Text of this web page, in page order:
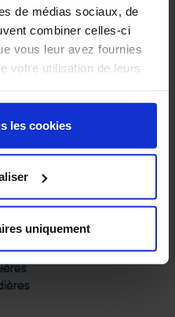
de médias sociaux, de
combiner celles-ci
vous leur avez fournies
votre utilisation de leurs
les cookies
uniquement
56 50